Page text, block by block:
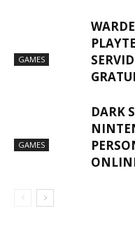
GAMES
GAMES
DARK